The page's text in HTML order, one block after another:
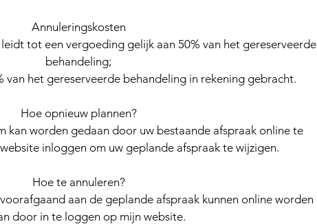
Annuleringskosten
tot een vergoeding gelijk aan 50% van het gereserveerde
behandeling;
van het gereserveerde behandeling in rekening gebracht.
Hoe opnieuw plannen?
kan worden gedaan door uw bestaande afspraak online te
inloggen om uw geplande afspraak te wijzigen.
Hoe te annuleren?
aan de geplande afspraak kunnen online worden
door in te loggen op mijn website.